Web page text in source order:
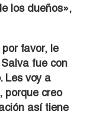
los dueños»,
favor, le
fue con
Les voy a
porque creo
así tiene